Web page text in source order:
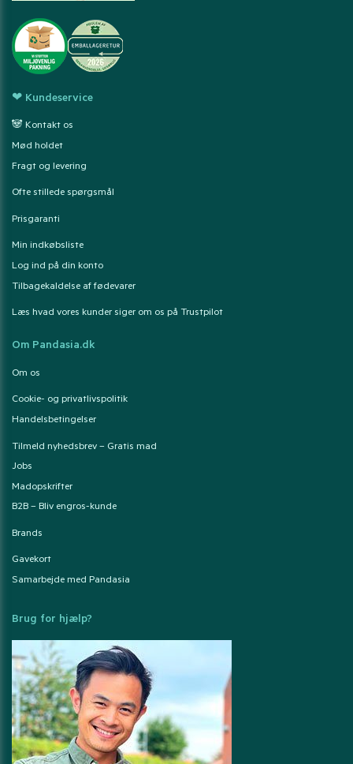
❤ Kundeservice
🐼 Kontakt os
Mød holdet
Fragt og levering
Ofte stillede spørgsmål
Prisgaranti
Min indkøbsliste
Log ind på din konto
Tilbagekaldelse af fødevarer
Læs hvad vores kunder siger om os på Trustpilot
Om Pandasia.dk
Om os
Cookie- og privatlivspolitik
Handelsbetingelser
Tilmeld nyhedsbrev – Gratis mad
Jobs
Madopskrifter
B2B – Bliv engros-kunde
Brands
Gavekort
Samarbejde med Pandasia
Brug for hjælp?